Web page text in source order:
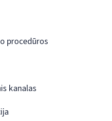
procedūros
kanalas